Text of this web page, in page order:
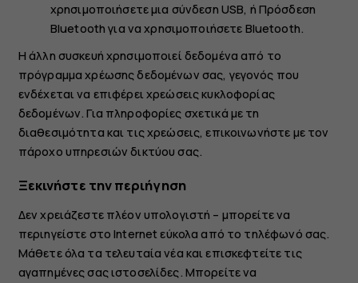
χρησιμοποιήσετε μια σύνδεση USB, ή Πρόσδεση
Bluetooth για να χρησιμοποιήσετε Bluetooth.
Η άλλη συσκευή χρησιμοποιεί δεδομένα από το
πρόγραμμα χρέωσης δεδομένων σας, γεγονός που
ενδέχεται να επιφέρει χρεώσεις κυκλοφορίας
δεδομένων. Για πληροφορίες σχετικά με τη
διαθεσιμότητα και τις χρεώσεις, επικοινωνήστε με τον
πάροχο υπηρεσιών δικτύου σας.
Ξεκινήστε την περιήγηση
Δεν χρειάζεστε πλέον υπολογιστή – μπορείτε να
περιηγείστε στο Internet εύκολα από το τηλέφωνό σας.
Μάθετε όλα τα τελευταία νέα και επισκεφτείτε τις
αγαπημένες σας ιστοσελίδες. Μπορείτε να